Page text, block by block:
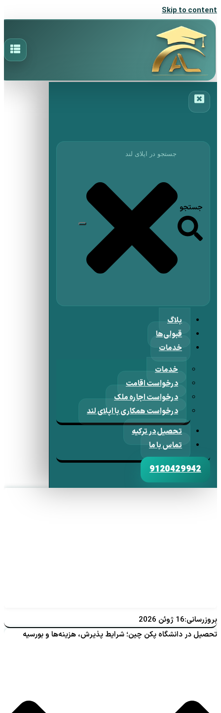
Skip to content
جستجو
بلاگ
قبولی‌ها
خدمات
خدمات
درخواست اقامت
درخواست اجاره ملک
درخواست همکاری با اپلای لند
تحصیل در ترکیه
تماس با ما
9120429942
بروزرسانی:16 ژوئن 2026
تحصیل در دانشگاه پکن چین؛ شرایط پذیرش، هزینه‌ها و بورسیه